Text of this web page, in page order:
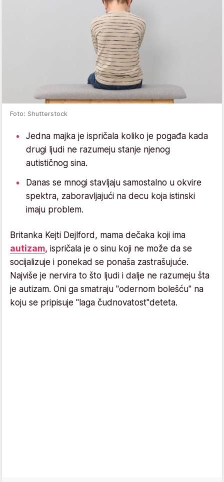
Foto: Shutterstock
Jedna majka je ispričala koliko je pogađa kada
drugi ljudi ne razumeju stanje njenog
autističnog sina.
Danas se mnogi stavljaju samostalno u okvire
spektra, zaboravljajući na decu koja istinski
imaju problem.
Britanka Kejti Dejlford, mama dečaka koji ima
autizam, ispričala je o sinu koji ne može da se
socijalizuje i ponekad se ponaša zastrašujuće.
Najviše je nervira to što ljudi i dalje ne razumeju šta
je autizam. Oni ga smatraju "odernom bolešću" na
koju se pripisuje "laga čudnovatost"deteta.